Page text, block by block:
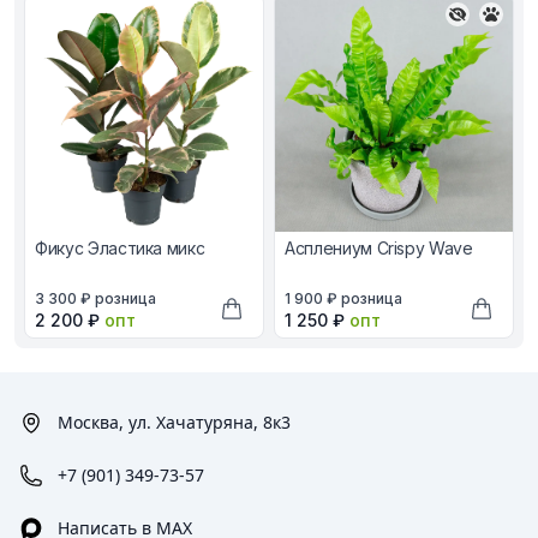
Фикус Эластика микс
В наличии, цена в рублях
3 300 ₽ розница
Оптовая цена в рублях
2 200 ₽ опт
Добавить в корзину
Асплениум Crispy Wave
В наличии, цена в рублях
1 900 ₽ розница
Оптовая цена в рублях
1 250 ₽ опт
Москва, ул. Хачатуряна, 8к3
+7 (901) 349-73-57
Написать в MAX